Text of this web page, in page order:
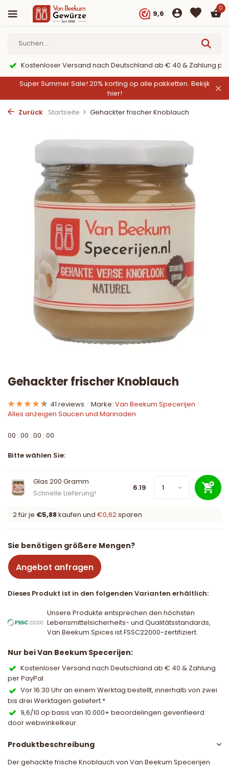
9,6
0
Kostenloser Versand nach Deutschland ab € 40 & Zahlung
Super Summer Sale! 20% korting op alle pakketten. Bekijk
hier!
Zurück Startseite Gehackter frischer Knoblauch
Gehackter frischer Knoblauch
41 reviews Marke: Van Beekum Specerijen
Alles anzeigen Saucen und Marinaden
00 : 00 : 00 : 00
Bitte wählen Sie:
Glas 200 Gramm
Schnelle Lieferung!
6.19
2 für je €5,88kaufen und €0,62sparen
Sie benötigen größere Mengen?
Angebot anfragen
Dieses Produkt ist in den folgenden Varianten erhältlich:
Unsere Produkte entsprechen den höchsten
Lebensmittelsicherheits- und Qualitätsstandards,
Van Beekum Spices ist FSSC22000-zertifiziert.
Nur bei Van Beekum Specerijen:
Kostenloser Versand nach Deutschland ab € 40 & Zahlung
per PayPal
Vor 16:30 Uhr an einem Werktag bestellt, innerhalb von zwei
bis drei Werktagen geliefert.*
9,6/10 op basis van 10.000+ beoordelingen geverifieerd
door webwinkelkeur.
Produktbeschreibung
Der gehackte frische Knoblauch von Van Beekum Specerijen